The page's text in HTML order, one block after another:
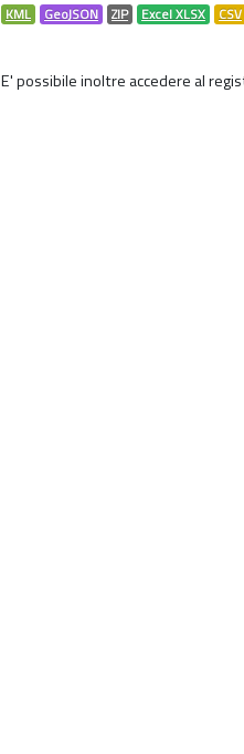
KML GeoJSON ZIP Excel XLSX CSV
E' possibile inoltre accedere al